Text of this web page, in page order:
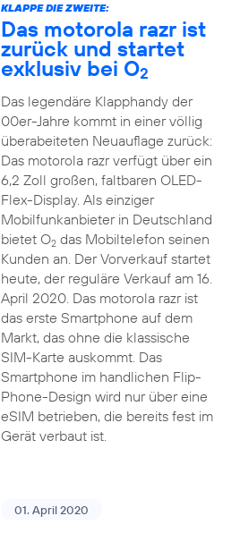
KLAPPE DIE ZWEITE:
Das motorola razr ist
zurück und startet
exklusiv bei O2
Das legendäre Klapphandy der
00er-Jahre kommt in einer völlig
überabeiteten Neuauflage zurück:
Das motorola razr verfügt über ein
6,2 Zoll großen, faltbaren OLED-
Flex-Display. Als einziger
Mobilfunkanbieter in Deutschland
bietet O2das Mobiltelefon seinen
Kunden an. Der Vorverkauf startet
heute, der reguläre Verkauf am 16.
April 2020. Das motorola razr ist
das erste Smartphone auf dem
Markt, das ohne die klassische
SIM-Karte auskommt. Das
Smartphone im handlichen Flip-
Phone-Design wird nur über eine
eSIM betrieben, die bereits fest im
Gerät verbaut ist.
01. April 2020